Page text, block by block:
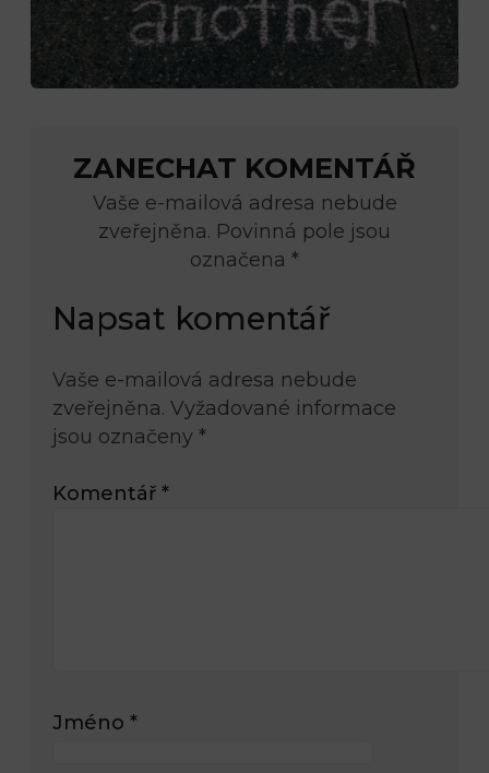
ZANECHAT KOMENTÁŘ
Vaše e-mailová adresa nebude
zveřejněna. Povinná pole jsou
označena *
Napsat komentář
Vaše e-mailová adresa nebude
zveřejněna. Vyžadované informace
jsou označeny *
Komentář *
Jméno *